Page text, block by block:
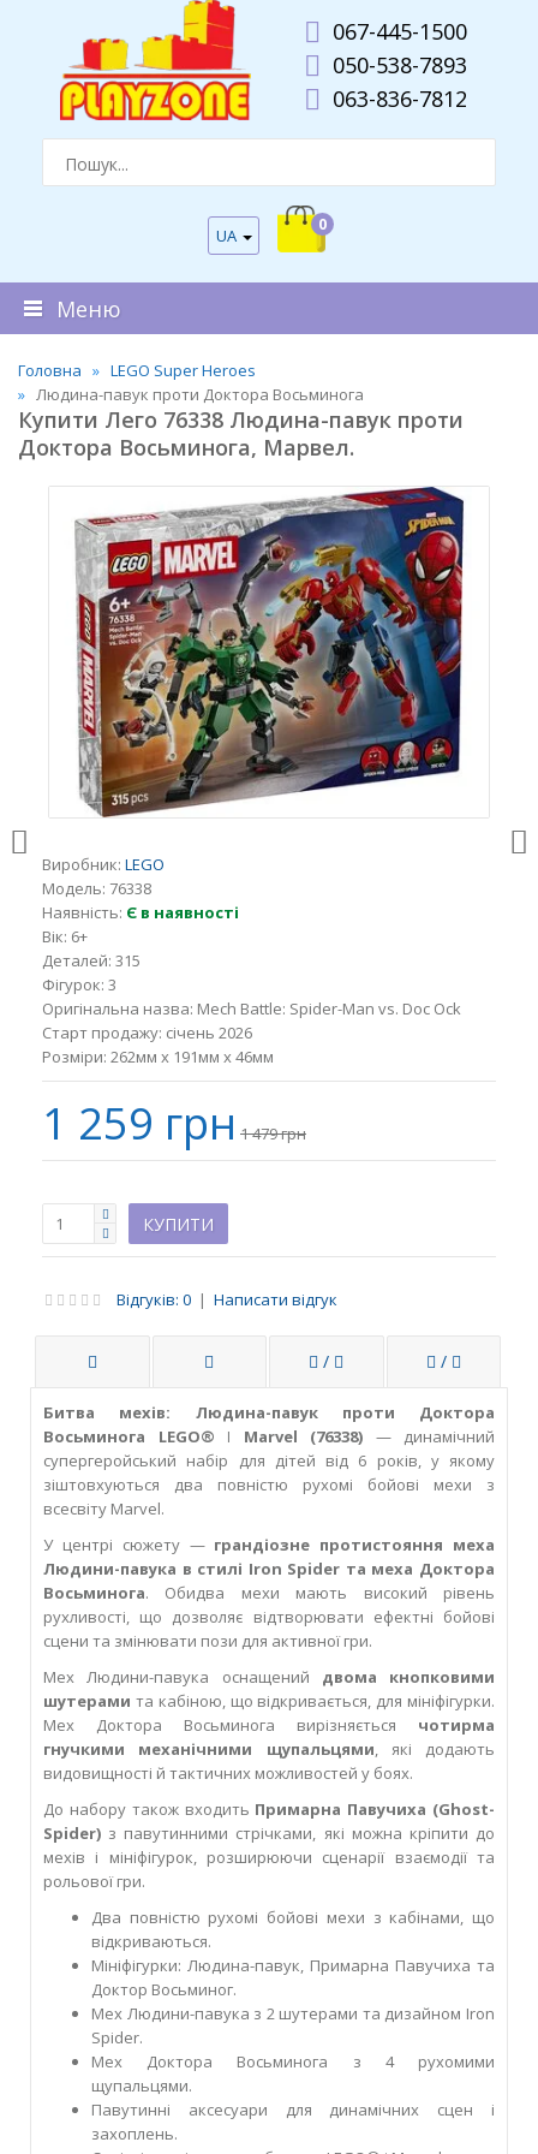
067-445-1500
050-538-7893
063-836-7812
UA
0
Меню
Головна
LEGO Super Heroes
Людина-павук проти Доктора Восьминога
Купити Лего 76338 Людина-павук проти
Доктора Восьминога, Марвел.
Виробник: LEGO
Модель: 76338
Наявність: Є в наявності
Вік: 6+
Деталей: 315
Фігурок: 3
Оригінальна назва: Mech Battle: Spider-Man vs. Doc Ock
Старт продажу: січень 2026
Розміри: 262мм x 191мм x 46мм
1 259 грн 1 479 грн
Відгуків: 0 | Написати відгук
/ /
Битва мехів: Людина-павук проти Доктора
Восьминога LEGO® ǀ Marvel (76338) — динамічний
супергеройський набір для дітей від 6 років, у якому
зіштовхуються два повністю рухомі бойові мехи з
всесвіту Marvel.
У центрі сюжету — грандіозне протистояння меха
Людини-павука в стилі Iron Spider та меха Доктора
Восьминога. Обидва мехи мають високий рівень
рухливості, що дозволяє відтворювати ефектні бойові
сцени та змінювати пози для активної гри.
Мех Людини-павука оснащений двома кнопковими
шутерами та кабіною, що відкривається, для мініфігурки.
Мех Доктора Восьминога вирізняється чотирма
гнучкими механічними щупальцями , які додають
видовищності й тактичних можливостей у боях.
До набору також входить Примарна Павучиха (Ghost-
Spider) з павутинними стрічками, які можна кріпити до
мехів і мініфігурок, розширюючи сценарії взаємодії та
рольової гри.
Два повністю рухомі бойові мехи з кабінами, що
відкриваються.
Мініфігурки: Людина-павук, Примарна Павучиха та
Доктор Восьминог.
Мех Людини-павука з 2 шутерами та дизайном Iron
Spider.
Мех Доктора Восьминога з 4 рухомими
щупальцями.
Павутинні аксесуари для динамічних сцен і
захоплень.